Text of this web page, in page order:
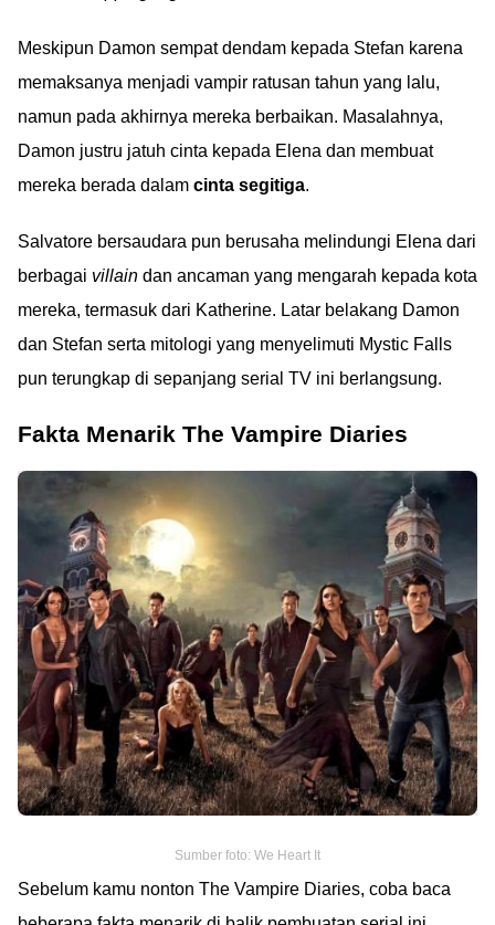
Meskipun Damon sempat dendam kepada Stefan karena
memaksanya menjadi vampir ratusan tahun yang lalu,
namun pada akhirnya mereka berbaikan. Masalahnya,
Damon justru jatuh cinta kepada Elena dan membuat
mereka berada dalam cinta segitiga.
Salvatore bersaudara pun berusaha melindungi Elena dari
berbagai villain dan ancaman yang mengarah kepada kota
mereka, termasuk dari Katherine. Latar belakang Damon
dan Stefan serta mitologi yang menyelimuti Mystic Falls
pun terungkap di sepanjang serial TV ini berlangsung.
Fakta Menarik The Vampire Diaries
Sumber foto: We Heart It
Sebelum kamu nonton The Vampire Diaries, coba baca